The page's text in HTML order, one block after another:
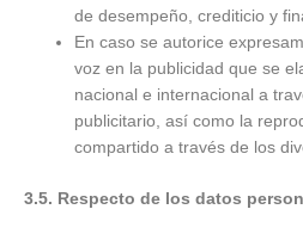
de desempeño, crediticio y
En caso se autorice
voz en la publicidad que se
nacional e internacional a
publicitario, así como la
compartido a través de los
3.5. Respecto de los datos